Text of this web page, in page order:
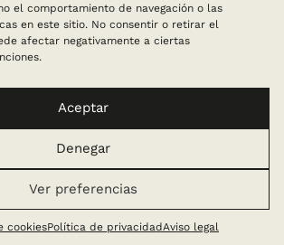
el comportamiento de navegación o las
en este sitio. No consentir o retirar el
afectar negativamente a ciertas
Aceptar
Denegar
Ver preferencias
cookiesPolítica de privacidadAviso legal